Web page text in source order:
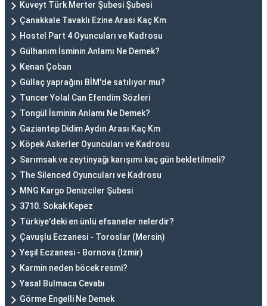
Kuveyt Türk Merter Şubesi Şubesi
Çanakkale Tavaklı Ezine Arası Kaç Km
Hostel Part 4 Oyuncuları ve Kadrosu
Gülhanım İsminin Anlamı Ne Demek?
Kenan Çoban
Güllaç yaprağını BİM'de satılıyor mu?
Tuncer Yolal Can Efendim Sözleri
Tongül İsminin Anlamı Ne Demek?
Gaziantep Didim Aydın Arası Kaç Km
Köpek Askerler Oyuncuları ve Kadrosu
Sarımsak ve zeytinyağı karışımı kaç gün bekletilmeli?
The Silenced Oyuncuları ve Kadrosu
MNG Kargo Denizciler Şubesi
3710. Sokak Kepez
Türkiye'deki en ünlü efsaneler nelerdir?
Çavuşlu Eczanesi - Toroslar (Mersin)
Yeşil Eczanesi - Bornova (İzmir)
Karmin neden böcek resmi?
Yasal Bulmaca Cevabı
Görme Engelli Ne Demek